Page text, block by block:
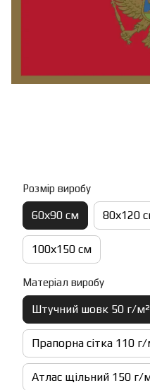
Розмір виробу
60х90 см 80х120
100х150 см
Матеріал виробу
Штучний шовк 50 г/м²
Прапорна сітка 110 г/
Атлас щільний 150 г/